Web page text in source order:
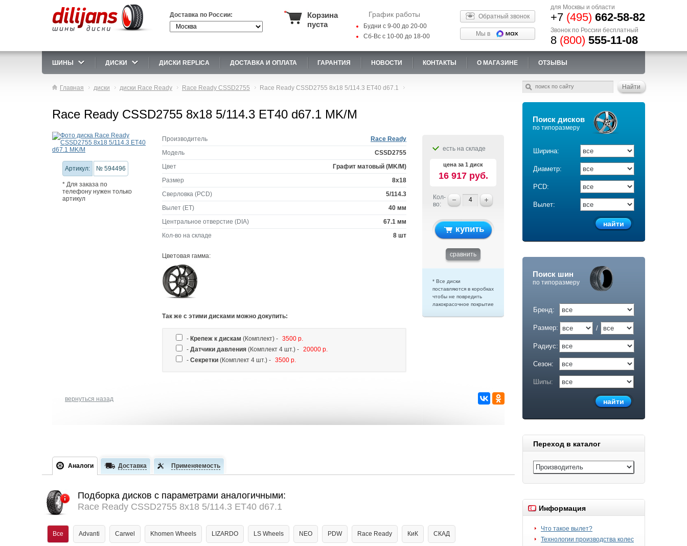
Доставка по России:
Корзина
пуста
График работы
Будни с 9-00 до 20-00
Сб-Вс с 10-00 до 18-00
Обратный звонок
Мы в
для Москвы и области
+7 (495) 662-58-82
Звонок по России бесплатный
8 (800) 555-11-08
ШИНЫ ДИСКИ ДИСКИ REPLICA ДОСТАВКА И ОПЛАТА ГАРАНТИЯ НОВОСТИ КОНТАКТЫ О МАГАЗИНЕ ОТЗЫВЫ
Главная диски диски Race Ready Race Ready CSSD2755 Race Ready CSSD2755 8x18 5/114.3 ET40 d67.1
Поиск дисков
по типоразмеру
Ширина:
Диаметр:
PCD:
Вылет:
Поиск шин
по типоразмеру
Бренд:
Размер: /
Радиус:
Сезон:
Шипы:
Переход в каталог
Информация
Что такое вылет?
Технологии производства колес
Race Ready CSSD2755 8x18 5/114.3 ET40 d67.1 MK/M
Артикул: № 594496
* Для заказа по
телефону нужен только
артикул
есть на складе
цена за 1 диск
16 917 руб.
Кол-
во:
купить
сравнить
* Все диски
поставляются в коробках
чтобы не повредить
лакокрасочное покрытие
Производитель
Race Ready
Модель
CSSD2755
Цвет
Графит матовый (MK/M)
Размер
8x18
Сверловка (PCD)
5/114.3
Вылет (ET)
40 мм
Центральное отверстие (DIA)
67.1 мм
Кол-во на складе
8 шт
Цветовая гамма:
Так же c этими дисками можно докупить:
- Крепеж к дискам (Комплект) - 3500 р.
- Датчики давления (Комплект 4 шт.) - 20000 р.
- Секретки (Комплект 4 шт.) - 3500 р.
вернуться назад
Аналоги Доставка Применяемость
Подборка дисков с параметрами аналогичными:
Race Ready CSSD2755 8x18 5/114.3 ET40 d67.1
Все Advanti Carwel Khomen Wheels LIZARDO LS Wheels NEO PDW Race Ready КиК СКАД